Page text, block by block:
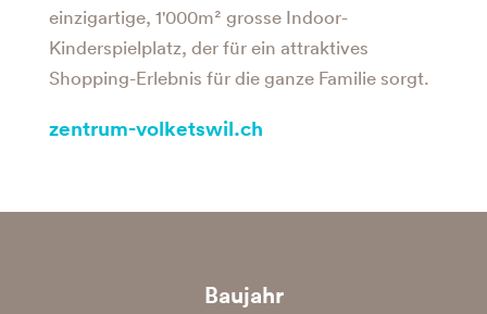
einzigartige, 1'000m² grosse Indoor-
Kinderspielplatz, der für ein attraktives
Shopping-Erlebnis für die ganze Familie sorgt.
zentrum-volketswil.ch
Baujahr